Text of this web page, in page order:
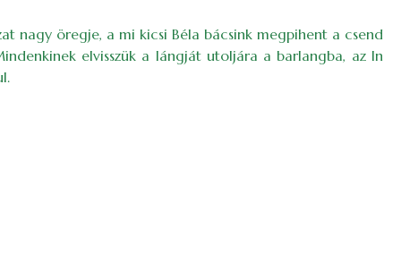
nagy öregje, a mi kicsi Béla bácsink megpihent a csend
elvisszük a lángját utoljára a barlangba, az In